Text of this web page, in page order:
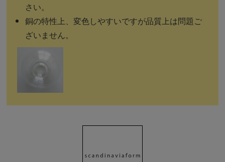
さい。
銅の特性上、変色しやすいですが品質上は問題ご
ざいません。